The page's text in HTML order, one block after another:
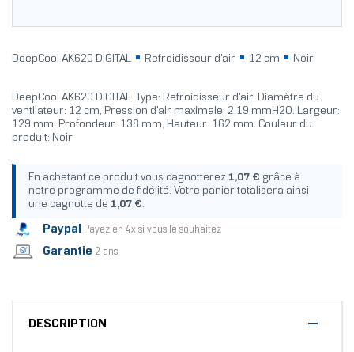
DeepCool AK620 DIGITAL Refroidisseur d'air 12 cm Noir
DeepCool AK620 DIGITAL. Type: Refroidisseur d'air, Diamètre du
ventilateur: 12 cm, Pression d'air maximale: 2,19 mmH2O. Largeur:
129 mm, Profondeur: 138 mm, Hauteur: 162 mm. Couleur du
produit: Noir
En achetant ce produit vous cagnotterez 1,07 € grâce à
notre programme de fidélité. Votre panier totalisera ainsi
une cagnotte de 1,07 €.
Paypal Payez en 4x si vous le souhaitez
Garantie 2 ans
DESCRIPTION